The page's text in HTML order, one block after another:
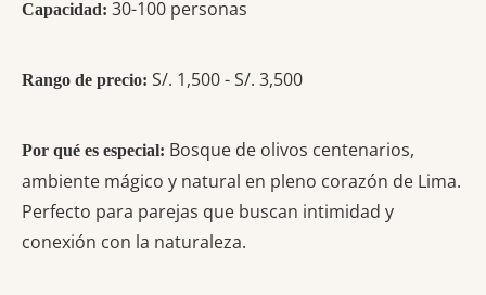
Capacidad: 30-100 personas
Rango de precio: S/. 1,500 - S/. 3,500
Por qué es especial: Bosque de olivos centenarios,
ambiente mágico y natural en pleno corazón de Lima.
Perfecto para parejas que buscan intimidad y
conexión con la naturaleza.